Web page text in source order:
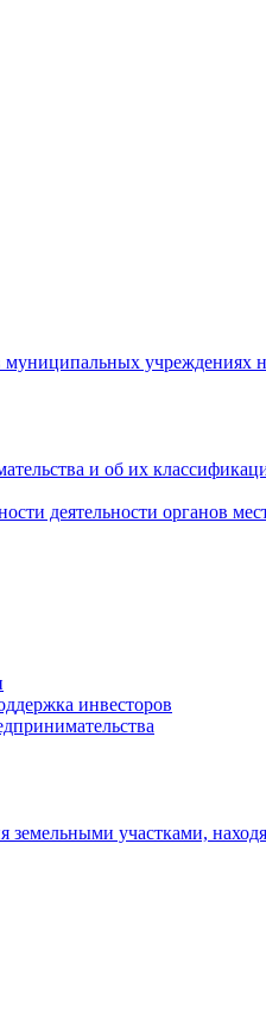
муниципальных учреждениях
и об их
деятельности органов
инвесторов
земельными участками,